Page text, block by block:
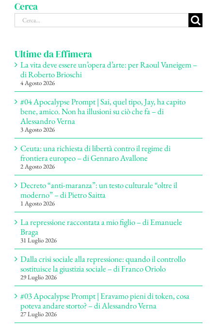
Cerca
Cerca
per:
Ultime da Effimera
La vita deve essere un’opera d’arte: per Raoul Vaneigem –
di Roberto Brioschi
4 Agosto 2026
#04 Apocalypse Prompt | Sai, quel tipo, Jay, ha capito
bene, amico. Non ha illusioni su ciò che fa – di
Alessandro Verna
3 Agosto 2026
Ceuta: una richiesta di libertà contro il regime di
frontiera europeo – di Gennaro Avallone
2 Agosto 2026
Decreto “anti-maranza”: un testo culturale “oltre il
moderno” – di Pietro Saitta
1 Agosto 2026
La repressione raccontata a mio figlio – di Emanuele
Braga
31 Luglio 2026
Dalla crisi sociale alla repressione: quando il controllo
sostituisce la giustizia sociale – di Franco Oriolo
29 Luglio 2026
#03 Apocalypse Prompt | Eravamo pieni di token, cosa
poteva andare storto? – di Alessandro Verna
27 Luglio 2026